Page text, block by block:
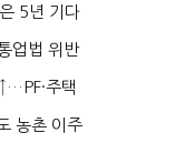
5년 기다
업법 위반
주택
농촌 이주